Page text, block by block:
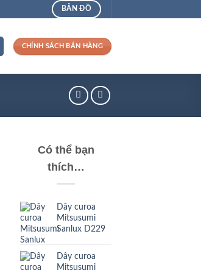
BẢN ĐỒ
CHÍNH SÁCH BÁN HÀNG
Có thể bạn
thích…
Dây curoa
Mitsusumi
Sanlux D229
Dây curoa
Mitsusumi